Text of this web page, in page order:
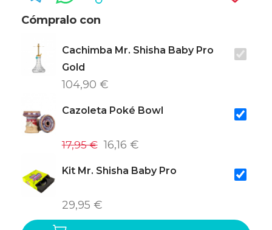
Cómpralo con
Cachimba Mr. Shisha Baby Pro
Gold
104,90 €
Cazoleta Poké Bowl
17,95 € 16,16 €
Kit Mr. Shisha Baby Pro
29,95 €